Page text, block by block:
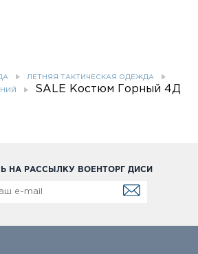
ЛЕТНЯЯ ТАКТИЧЕСКАЯ ОДЕЖДА
SALE Костюм Горный 4Д
НА РАССЫЛКУ ВОЕНТОРГ ДИСИ